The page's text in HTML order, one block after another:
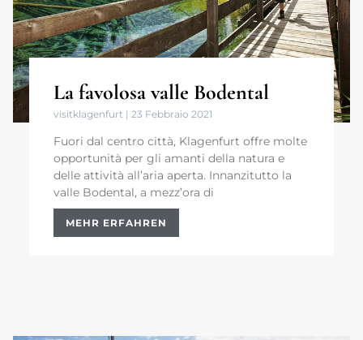
La favolosa valle Bodental
visitklagenfurt 23 Febbraio 2021
Fuori dal centro città, Klagenfurt offre molte
opportunità per gli amanti della natura e
delle attività all’aria aperta. Innanzitutto la
valle Bodental, a mezz’ora di
MEHR ERFAHREN